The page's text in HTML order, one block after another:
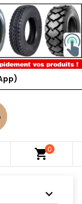
shopping_cart0